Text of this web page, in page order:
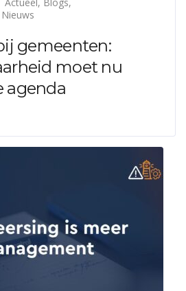
Nieuws
gemeenten:
moet nu
agenda